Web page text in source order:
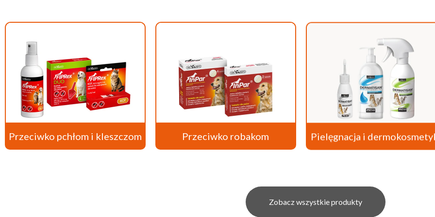
Przeciwko pchłom i kleszczom Przeciwko robakom Pielęgnacja i
Zobacz wszystkie produkty